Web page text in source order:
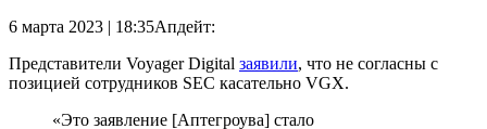
6 марта 2023 | 18:35Апдейт:
Представители Voyager Digital заявили, что не согласны с
позицией сотрудников SEC касательно VGX.
«Это заявление [Аптегроува] стало